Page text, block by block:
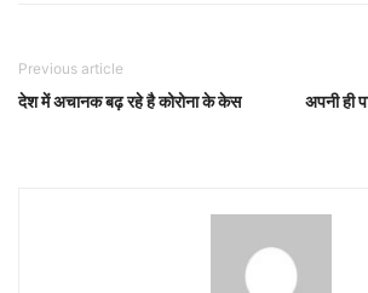
Previous article
देश में अचानक बढ़ रहे है कोरोना के केस
अपनी ही